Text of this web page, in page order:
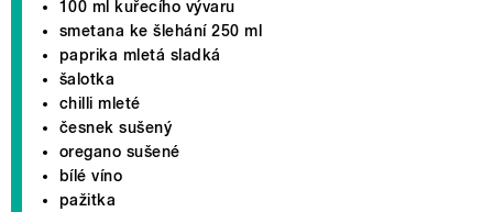
100 ml kuřecího vývaru
smetana ke šlehání 250 ml
paprika mletá sladká
šalotka
chilli mleté
česnek sušený
oregano sušené
bílé víno
pažitka